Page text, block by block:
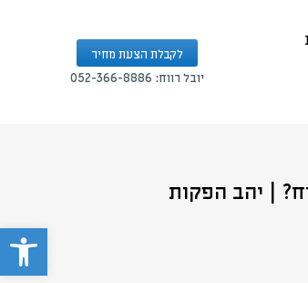
לקבלת הצעת מחיר
יובל רווח: 052-366-8886
| יהב הפקות